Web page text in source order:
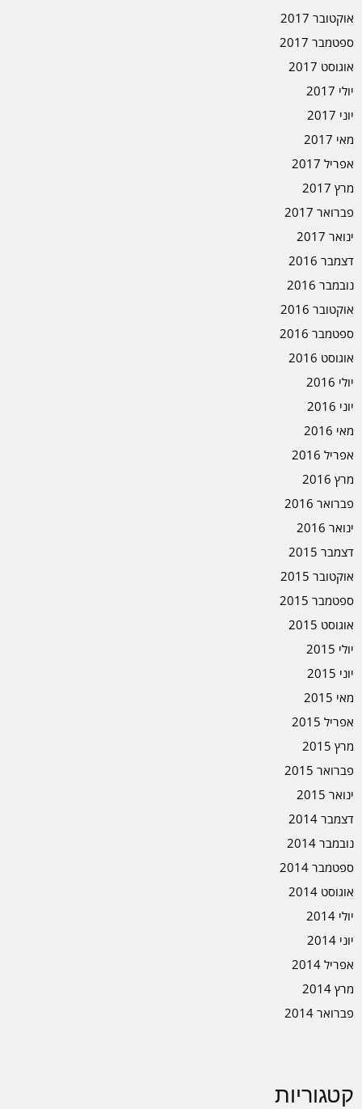
אוקטובר 2017
ספטמבר 2017
אוגוסט 2017
יולי 2017
יוני 2017
מאי 2017
אפריל 2017
מרץ 2017
פברואר 2017
ינואר 2017
דצמבר 2016
נובמבר 2016
אוקטובר 2016
ספטמבר 2016
אוגוסט 2016
יולי 2016
יוני 2016
מאי 2016
אפריל 2016
מרץ 2016
פברואר 2016
ינואר 2016
דצמבר 2015
אוקטובר 2015
ספטמבר 2015
אוגוסט 2015
יולי 2015
יוני 2015
מאי 2015
אפריל 2015
מרץ 2015
פברואר 2015
ינואר 2015
דצמבר 2014
נובמבר 2014
ספטמבר 2014
אוגוסט 2014
יולי 2014
יוני 2014
אפריל 2014
מרץ 2014
פברואר 2014
קטגוריות